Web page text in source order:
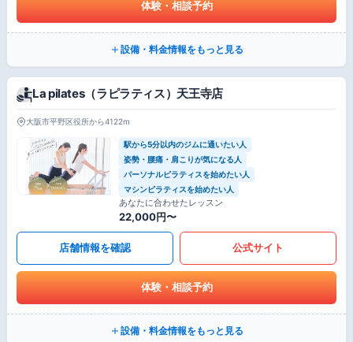
体験・相談予約
設備・料金情報をもっと見る
La pilates（ラピラティス）天王寺店
大阪市平野区役所から4122m
駅から5分以内のジムに通いたい人
姿勢・腰痛・肩こりが気になる人
パーソナルピラティスを始めたい人
マシンピラティスを始めたい人
あなたに合わせたレッスン
22,000円〜
店舗情報を確認 公式サイト
体験・相談予約
設備・料金情報をもっと見る